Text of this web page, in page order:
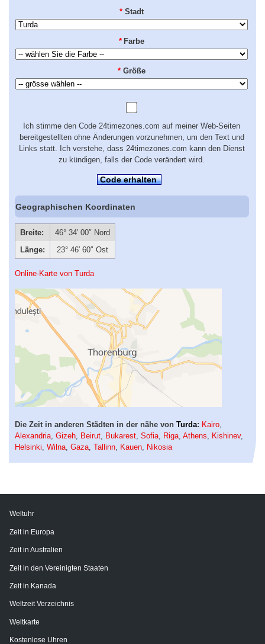
* Stadt
* Farbe
* Größe
Ich stimme den Code 24timezones.com auf meiner Web-Seiten
bereitgestellten ohne Änderungen vorzunehmen, um den Text und
Links statt. Ich verstehe, dass 24timezones.com kann den Dienst
zu kündigen, falls der Code verändert wird.
Code erhalten
Geographischen Koordinaten
Breite:
46° 34′ 00″ Nord
Länge:
23° 46′ 60″ Ost
Online-Karte von Turda
Die Zeit in anderen Städten in der nähe von Turda: Kairo
Alexandria Gizeh Beirut Bukarest Sofia Riga Athens Kishinev,
Helsinki Wilna Gaza Tallinn Kauen Nikosia
Weltuhr
Zeit in Europa
Zeit in Australien
Zeit in den Vereinigten Staaten
Zeit in Kanada
Weltzeit Verzeichnis
Weltkarte
Kostenlose Uhren